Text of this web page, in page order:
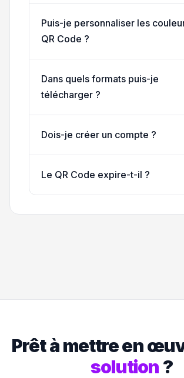
Puis-je personnaliser les
QR Code ?
Dans quels formats puis-je
télécharger ?
Dois-je créer un compte ?
Le QR Code expire-t-il ?
Prêt à mettre en
solution ?